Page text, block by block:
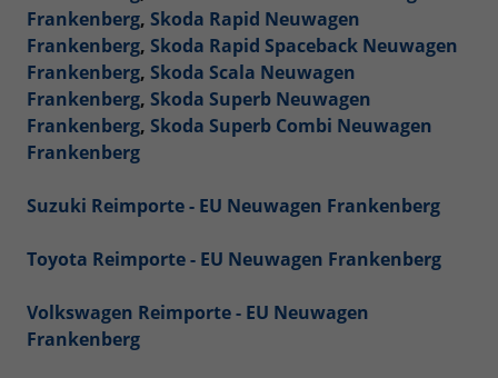
Frankenberg, Skoda Rapid Neuwagen
Frankenberg, Skoda Rapid Spaceback Neuwagen
Frankenberg, Skoda Scala Neuwagen
Frankenberg, Skoda Superb Neuwagen
Frankenberg, Skoda Superb Combi Neuwagen
Frankenberg
Suzuki Reimporte - EU Neuwagen Frankenberg
Toyota Reimporte - EU Neuwagen Frankenberg
Volkswagen Reimporte - EU Neuwagen
Frankenberg